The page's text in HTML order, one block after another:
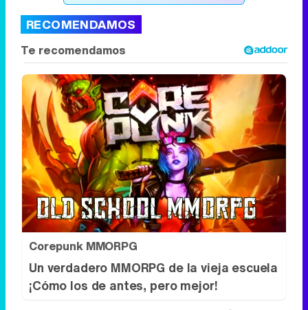
RECOMENDAMOS
Corepunk MMORPG
Un verdadero MMORPG de la vieja escuela
¡Cómo los de antes, pero mejor!